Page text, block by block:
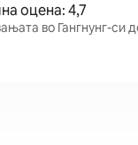
оцена: 4,7
во Гангнунг-си